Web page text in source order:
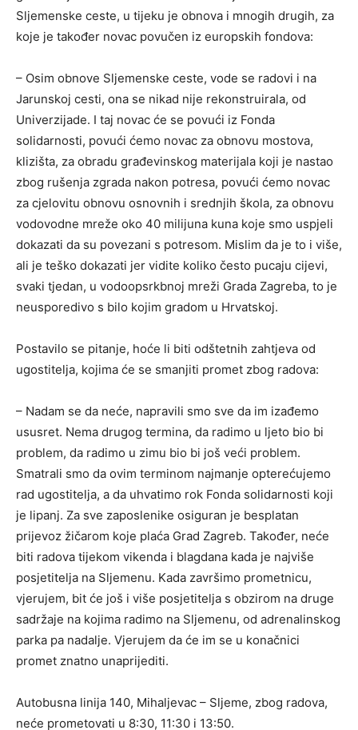
Sljemenske ceste, u tijeku je obnova i mnogih drugih, za
koje je također novac povučen iz europskih fondova:
– Osim obnove Sljemenske ceste, vode se radovi i na
Jarunskoj cesti, ona se nikad nije rekonstruirala, od
Univerzijade. I taj novac će se povući iz Fonda
solidarnosti, povući ćemo novac za obnovu mostova,
klizišta, za obradu građevinskog materijala koji je nastao
zbog rušenja zgrada nakon potresa, povući ćemo novac
za cjelovitu obnovu osnovnih i srednjih škola, za obnovu
vodovodne mreže oko 40 milijuna kuna koje smo uspjeli
dokazati da su povezani s potresom. Mislim da je to i više,
ali je teško dokazati jer vidite koliko često pucaju cijevi,
svaki tjedan, u vodoopsrkbnoj mreži Grada Zagreba, to je
neusporedivo s bilo kojim gradom u Hrvatskoj.
Postavilo se pitanje, hoće li biti odštetnih zahtjeva od
ugostitelja, kojima će se smanjiti promet zbog radova:
– Nadam se da neće, napravili smo sve da im izađemo
ususret. Nema drugog termina, da radimo u ljeto bio bi
problem, da radimo u zimu bio bi još veći problem.
Smatrali smo da ovim terminom najmanje opterećujemo
rad ugostitelja, a da uhvatimo rok Fonda solidarnosti koji
je lipanj. Za sve zaposlenike osiguran je besplatan
prijevoz žičarom koje plaća Grad Zagreb. Također, neće
biti radova tijekom vikenda i blagdana kada je najviše
posjetitelja na Sljemenu. Kada završimo prometnicu,
vjerujem, bit će još i više posjetitelja s obzirom na druge
sadržaje na kojima radimo na Sljemenu, od adrenalinskog
parka pa nadalje. Vjerujem da će im se u konačnici
promet znatno unaprijediti.
Autobusna linija 140, Mihaljevac – Sljeme, zbog radova,
neće prometovati u 8:30, 11:30 i 13:50.